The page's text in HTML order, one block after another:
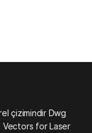
çizimindir Dwg
Vectors for Laser